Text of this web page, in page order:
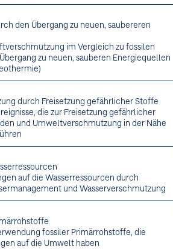
den Übergang zu neuen, saubereren
im Vergleich zu fossilen
zu neuen, sauberen Energiequellen
durch Freisetzung gefährlicher Stoffe
die zur Freisetzung gefährlicher
und Umweltverschmutzung in der Nähe
auf die Wasserressourcen durch
und Wasserverschmutzung
fossiler Primärrohstoffe, die
auf die Umwelt haben